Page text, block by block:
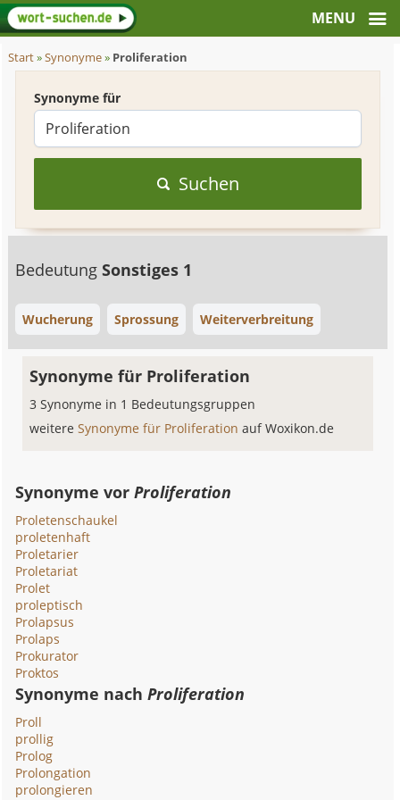
Start»Synonyme» Proliferation
Synonyme für
Suchen
BedeutungSonstiges 1
Wucherung Sprossung Weiterverbreitung
Synonyme für Proliferation
3 Synonyme in 1 Bedeutungsgruppen
weitereSynonyme für Proliferationauf Woxikon.de
Synonyme vorProliferation
Proletenschaukel
proletenhaft
Proletarier
Proletariat
Prolet
proleptisch
Prolapsus
Prolaps
Prokurator
Proktos
Synonyme nachProliferation
Proll
prollig
Prolog
Prolongation
prolongieren